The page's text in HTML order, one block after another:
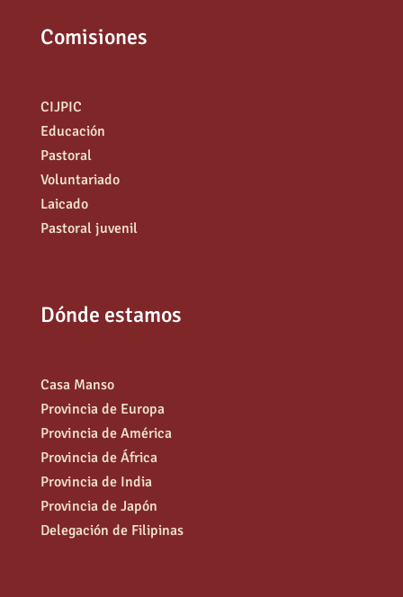
Comisiones
CIJPIC
Educación
Pastoral
Voluntariado
Laicado
Pastoral juvenil
Dónde estamos
Casa Manso
Provincia de Europa
Provincia de América
Provincia de África
Provincia de India
Provincia de Japón
Delegación de Filipinas